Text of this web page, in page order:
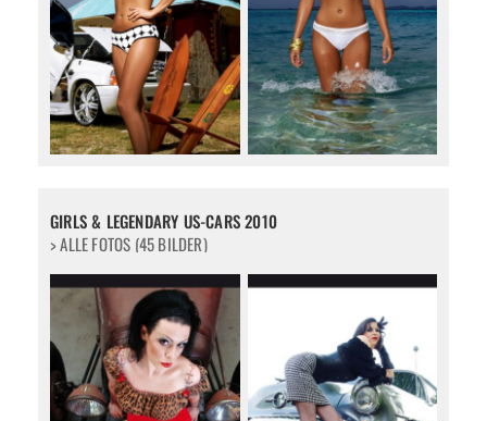
GIRLS & LEGENDARY US-CARS 2010
> ALLE FOTOS (45 BILDER)